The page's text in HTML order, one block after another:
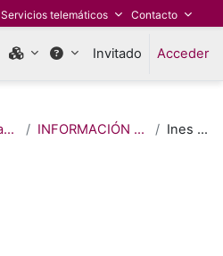
Servicios telemáticos Contacto
Invitado Acceder
Productos naturales como antiparasitarios INFORMACIÓN GENERAL Ines Sifaoui